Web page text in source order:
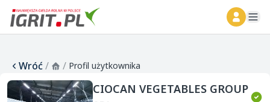
Wróć/ / Profil użytkownika
CIOCAN VEGETABLES GROUP